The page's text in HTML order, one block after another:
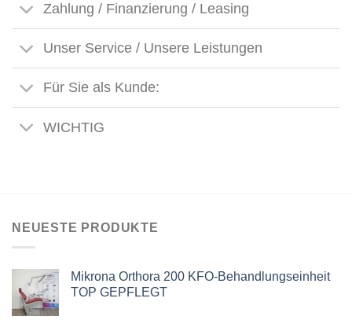
Zahlung / Finanzierung / Leasing
Unser Service / Unsere Leistungen
Für Sie als Kunde:
WICHTIG
NEUESTE PRODUKTE
Mikrona Orthora 200 KFO-Behandlungseinheit
TOP GEPFLEGT